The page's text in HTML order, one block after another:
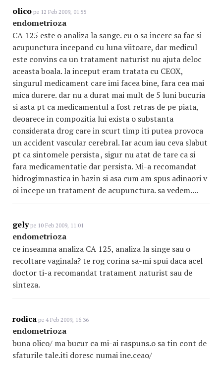
olico pe 12 Feb 2009, 01:55
endometrioza
CA 125 este o analiza la sange. eu o sa incerc sa fac si
acupunctura incepand cu luna viitoare, dar medicul
este convins ca un tratament naturist nu ajuta deloc
aceasta boala. la inceput eram tratata cu CEOX,
singurul medicament care imi facea bine, fara cea mai
mica durere. dar nu a durat mai mult de 5 luni bucuria
si asta pt ca medicamentul a fost retras de pe piata,
deoarece in compozitia lui exista o substanta
considerata drog care in scurt timp iti putea provoca
un accident vascular cerebral. Iar acum iau ceva slabut
pt ca sintomele persista , sigur nu atat de tare ca si
fara medicamentatie dar persista. Mi-a recomandat
hidrogimnastica in bazin si asa cum am spus adinaori v
oi incepe un tratament de acupunctura. sa vedem....
gelype 10 Feb 2009, 11:01
endometrioza
ce inseamna analiza CA 125, analiza la singe sau o
recoltare vaginala? te rog corina sa-mi spui daca acel
doctor ti-a recomandat tratament naturist sau de
sinteza.
rodica pe 4 Feb 2009, 16:36
endometrioza
buna olico/ ma bucur ca mi-ai raspuns.o sa tin cont de
sfaturile tale.iti doresc numai ine.ceao/